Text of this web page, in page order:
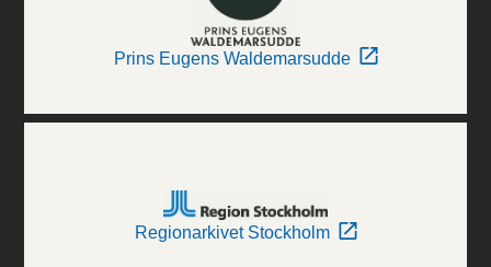
Prins Eugens Waldemarsudde
Regionarkivet Stockholm